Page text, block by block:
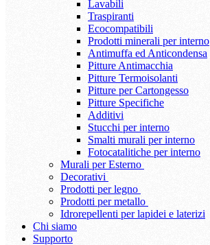
Lavabili
Traspiranti
Ecocompatibili
Prodotti minerali per interno
Antimuffa ed Anticondensa
Pitture Antimacchia
Pitture Termoisolanti
Pitture per Cartongesso
Pitture Specifiche
Additivi
Stucchi per interno
Smalti murali per interno
Fotocatalitiche per interno
Murali per Esterno
Decorativi
Prodotti per legno
Prodotti per metallo
Idrorepellenti per lapidei e laterizi
Chi siamo
Supporto